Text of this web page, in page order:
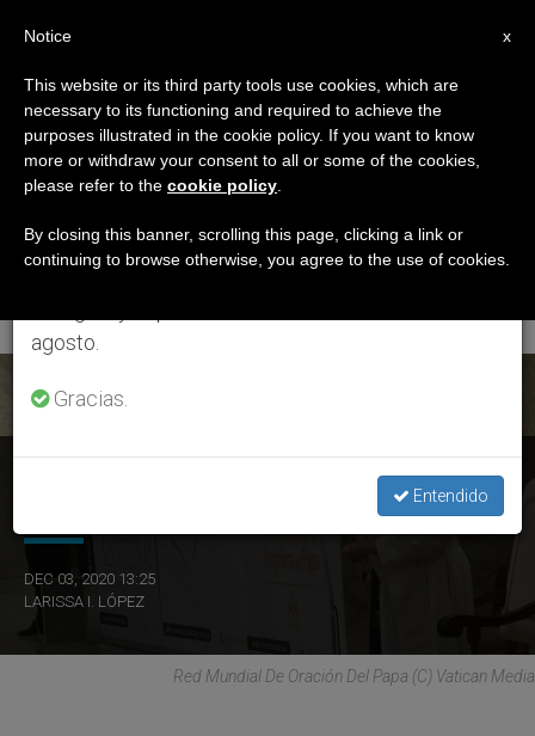
ETIQUETA
Posts Tagged ‘Red
Mundial De Oración
ÚLTIMAS NOTICIAS
DEC 03, 2020 13:25
LARISSA I. LÓPEZ
Red Mundial De Oración Del Papa (C) Vatican Media
×
Aviso importante
Del 27 de julio al 7 de agosto haremos la pausa
anual, aprovechando que en el periodo de verano
se generan menos informaciones y también el
agosto.
Gracias.
Entendido
x
Notice
This website or its third party tools use cookies, which are
necessary to its functioning and required to achieve the
purposes illustrated in the cookie policy. If you want to know
more or withdraw your consent to all or some of the cookies,
please refer to the cookie policy
By closing this banner, scrolling this page, clicking a link or
continuing to browse otherwise, you agree to the use of cookies.